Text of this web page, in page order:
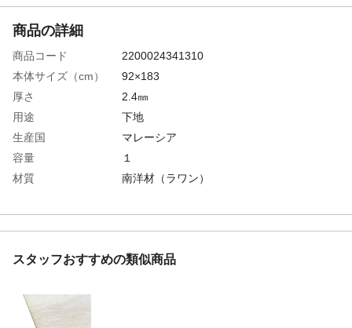
商品の詳細
商品コード
2200024341310
本体サイズ（cm）
92×183
厚さ
2.4㎜
用途
下地
生産国
マレーシア
容量
１
材質
南洋材（ラワン）
重量
2.3㎏
スタッフおすすめの類似商品